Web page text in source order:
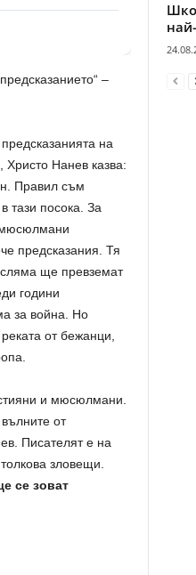
–
на
Нанев казва:
Правил съм
тази посока. За
мюсюлмани
предсказания. Тя
ще превземат
години
за война. Но
от бежанци,
и мюсюлмани.
от
Писателят е на
зловещи.
се зоват